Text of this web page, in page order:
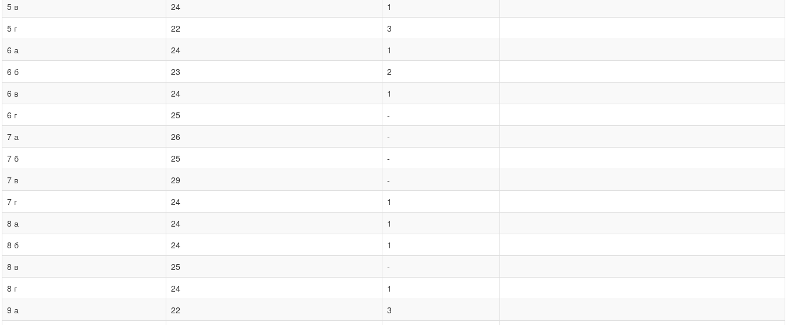
5 в
24
1
5 г
22
3
6 а
24
1
6 б
23
2
6 в
24
1
6 г
25
-
7 а
26
-
7 б
25
-
7 в
29
-
7 г
24
1
8 а
24
1
8 б
24
1
8 в
25
-
8 г
24
1
9 а
22
3